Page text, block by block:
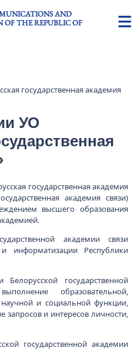
AND
THE REPUBLIC OF
государственная академия
УО
государственная академия
академия связи)
высшего образования
академии связи
информатизации Республики
государственной
образовательной,
научной и социальной функции,
запросов и интересов личности,
государственной академии